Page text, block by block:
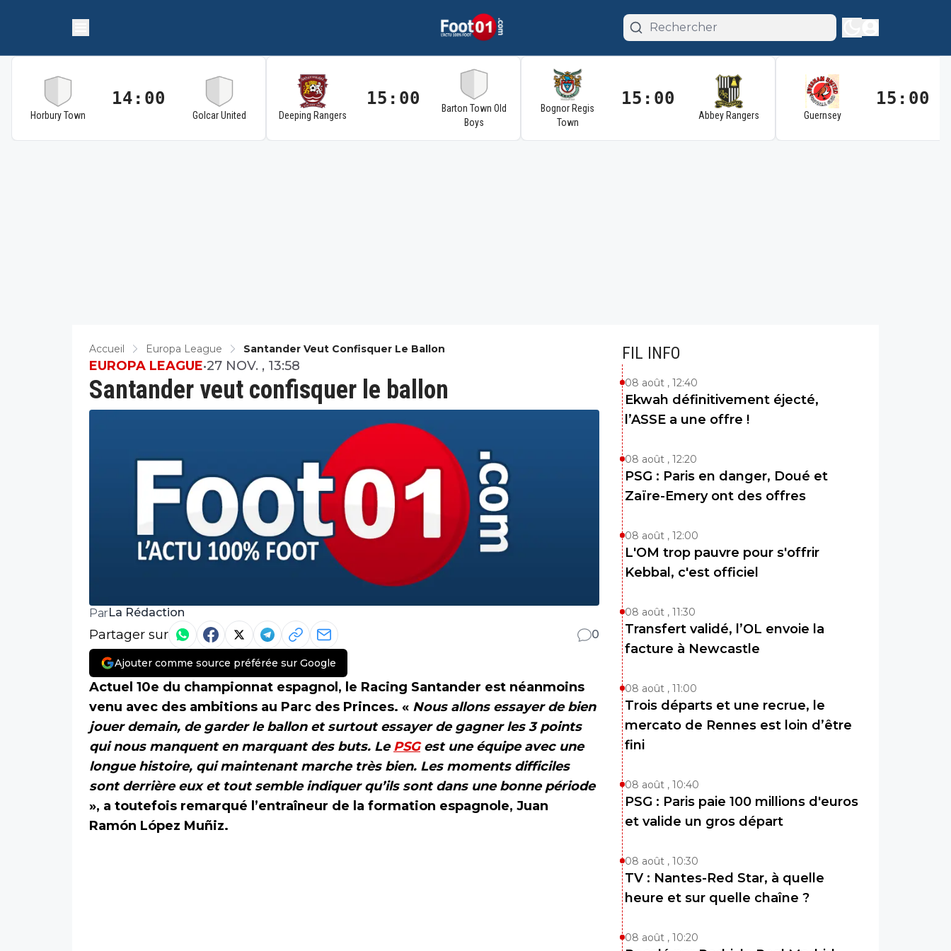
Horbury Town
14:00
Golcar United Deeping Rangers
15:00
Barton Town Old
Boys
Bognor Regis
Town
15:00
Abbey Rangers Guernsey
15:00
Accueil Europa League Santander Veut Confisquer Le Ballon
Santander veut confisquer le ballon
EUROPA LEAGUE•27 NOV. , 13:58
Par La Rédaction
Partager sur 0
Ajouter comme source préférée sur Google
Actuel 10e du championnat espagnol, le Racing Santander est néanmoins
venu avec des ambitions au Parc des Princes. « Nous allons essayer de bien
jouer demain, de garder le ballon et surtout essayer de gagner les 3 points
qui nous manquent en marquant des buts. LePSGest une équipe avec une
longue histoire, qui maintenant marche très bien. Les moments difficiles
sont derrière eux et tout semble indiquer qu’ils sont dans une bonne période
», a toutefois remarqué l’entraîneur de la formation espagnole, Juan
Ramón López Muñiz.
FIL INFO
08 août , 12:40
Ekwah définitivement éjecté,
l’ASSE a une offre !
08 août , 12:20
PSG : Paris en danger, Doué et
Zaïre-Emery ont des offres
08 août , 12:00
L'OM trop pauvre pour s'offrir
Kebbal, c'est officiel
08 août , 11:30
Transfert validé, l’OL envoie la
facture à Newcastle
08 août , 11:00
Trois départs et une recrue, le
mercato de Rennes est loin d’être
fini
08 août , 10:40
PSG : Paris paie 100 millions d'euros
et valide un gros départ
08 août , 10:30
TV : Nantes-Red Star, à quelle
heure et sur quelle chaîne ?
08 août , 10:20